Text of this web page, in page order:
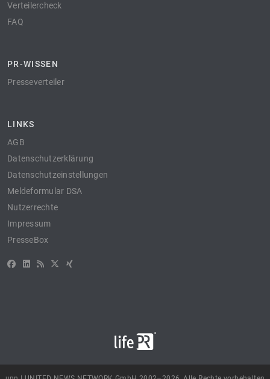
Verteilercheck
FAQ
PR-WISSEN
Presseverteiler
LINKS
AGB
Datenschutzerklärung
Datenschutzeinstellungen
Meldeformular DSA
Nutzerrechte
Impressum
PresseBox